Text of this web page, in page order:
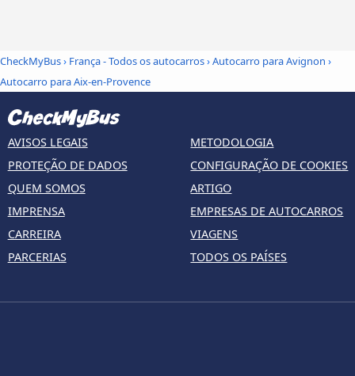
CheckMyBus› França - Todos os autocarros›Autocarro para Avignon ›
Autocarro para Aix-en-Provence
AVISOS LEGAIS
PROTEÇÃO DE DADOS
QUEM SOMOS
IMPRENSA
CARREIRA
PARCERIAS
METODOLOGIA
CONFIGURAÇÃO DE COOKIES
ARTIGO
EMPRESAS DE AUTOCARROS
VIAGENS
TODOS OS PAÍSES